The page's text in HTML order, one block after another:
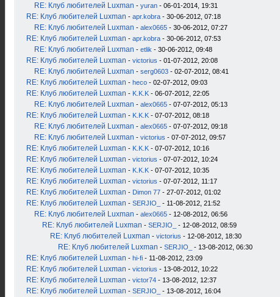
RE: Клуб любителей Luxman - yuran - 06-01-2014, 19:31
RE: Клуб любителей Luxman - apr.kobra - 30-06-2012, 07:18
RE: Клуб любителей Luxman - alex0665 - 30-06-2012, 07:27
RE: Клуб любителей Luxman - apr.kobra - 30-06-2012, 07:53
RE: Клуб любителей Luxman - etlik - 30-06-2012, 09:48
RE: Клуб любителей Luxman - victorius - 01-07-2012, 20:08
RE: Клуб любителей Luxman - serg0603 - 02-07-2012, 08:41
RE: Клуб любителей Luxman - heco - 02-07-2012, 09:03
RE: Клуб любителей Luxman - K.K.K - 06-07-2012, 22:05
RE: Клуб любителей Luxman - alex0665 - 07-07-2012, 05:13
RE: Клуб любителей Luxman - K.K.K - 07-07-2012, 08:18
RE: Клуб любителей Luxman - alex0665 - 07-07-2012, 09:18
RE: Клуб любителей Luxman - victorius - 07-07-2012, 09:57
RE: Клуб любителей Luxman - K.K.K - 07-07-2012, 10:16
RE: Клуб любителей Luxman - victorius - 07-07-2012, 10:24
RE: Клуб любителей Luxman - K.K.K - 07-07-2012, 10:35
RE: Клуб любителей Luxman - victorius - 07-07-2012, 11:17
RE: Клуб любителей Luxman - Dimon 77 - 27-07-2012, 01:02
RE: Клуб любителей Luxman - SERJIO_ - 11-08-2012, 21:52
RE: Клуб любителей Luxman - alex0665 - 12-08-2012, 06:56
RE: Клуб любителей Luxman - SERJIO_ - 12-08-2012, 08:59
RE: Клуб любителей Luxman - victorius - 12-08-2012, 18:30
RE: Клуб любителей Luxman - SERJIO_ - 13-08-2012, 06:30
RE: Клуб любителей Luxman - hi-fi - 11-08-2012, 23:09
RE: Клуб любителей Luxman - victorius - 13-08-2012, 10:22
RE: Клуб любителей Luxman - victor74 - 13-08-2012, 12:37
RE: Клуб любителей Luxman - SERJIO_ - 13-08-2012, 16:04